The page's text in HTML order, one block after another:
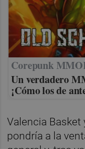
Corepunk
Un verdadero
¡Cómo los de
Valencia
pondría a la